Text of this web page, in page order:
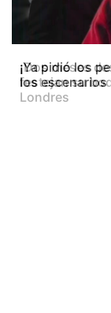
¡Dos meses
festejan su
Londres